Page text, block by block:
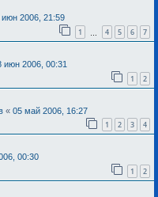
июн 2006, 21:59
1 4 5 6 7
июн 2006, 00:31
1 2
« 05 май 2006, 16:27
1 2 3 4
00:30
1 2